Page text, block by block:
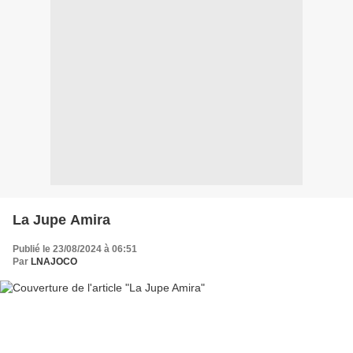
La Jupe Amira
Publié le 23/08/2024 à 06:51
Par LNAJOCO